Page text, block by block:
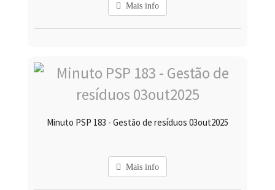
Mais info
Minuto PSP 183 - Gestão de resíduos 03out2025
Mais info